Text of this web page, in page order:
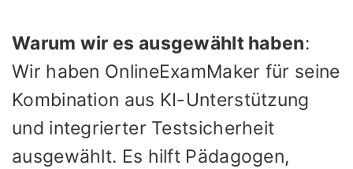
Warum wir es ausgewählt haben:
Wir haben OnlineExamMaker für seine
Kombination aus KI-Unterstützung
und integrierter Testsicherheit
ausgewählt. Es hilft Pädagogen,